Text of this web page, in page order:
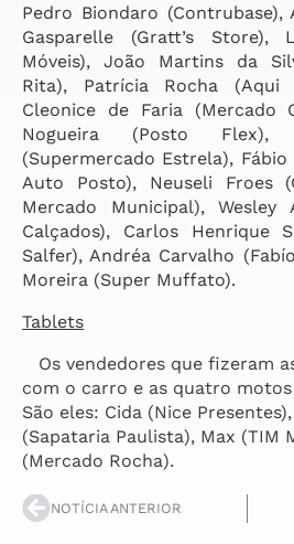
Pedro Biondaro
Gasparelle (Gratt’s Store),
Móveis), João Martins da
Rita), Patrícia Rocha (Aqui
Cleonice de Faria (Mercado
Nogueira (Posto Flex),
(Supermercado Estrela),
Auto Posto), Neuseli Froes
Mercado Municipal), Wesley
Calçados), Carlos Henrique
Salfer), Andréa Carvalho
Moreira (Super Muffato).
Tablets
Os vendedores que fizeram
com o carro e as quatro
São eles: Cida (Nice
(Sapataria Paulista), Max (TIM
(Mercado Rocha).
NOTÍCIA ANTERIOR